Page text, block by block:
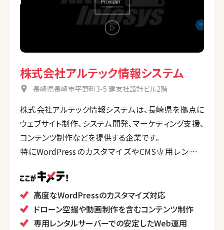
株式会社アルテック情報システム
長崎県長崎市平野町3-5 建友社設計ビル2階
株式会社アルテック情報システムは、長崎県を拠点に
ウェブサイト制作、システム開発、マーケティング支援、
コンテンツ制作などを提供する企業です。
特にWordPressのカスタマイズやCMS専用レンタル
いサービスを展開しています。
地域企業を支援し、総合的なデジタルソリューション
を提供することが特徴です。
高度なWordPressのカスタマイズ対応
ドローン空撮や動画制作を含むコンテンツ制作
専用レンタルサーバーでの安定したWeb運用